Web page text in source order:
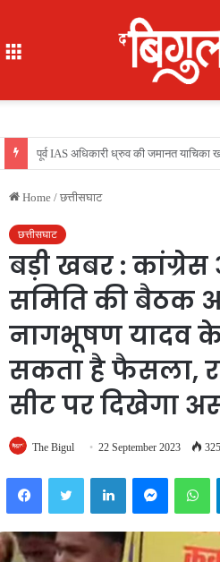
Home / छत्तीसघाट
छत्तीसघाट
बड़ी खबर :
समिति की बैठक
नागभूषण यादव
सकता है फैसला,
सीट पर दिखेगा
The Bigul 22 September 2023 325
FacebookTwitter LinkedInMessenger